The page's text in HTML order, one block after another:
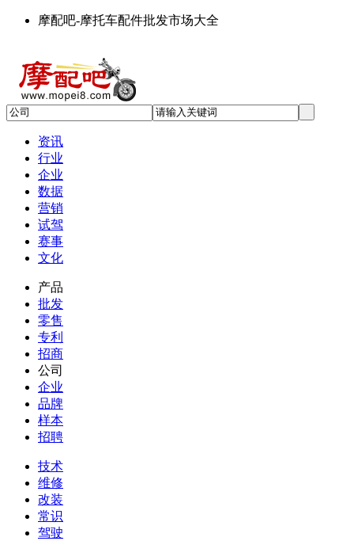
摩配吧-摩托车配件批发市场大全
资讯
行业
企业
数据
营销
试驾
赛事
文化
产品
批发
零售
专利
招商
公司
企业
品牌
样本
招聘
技术
维修
改装
常识
驾驶